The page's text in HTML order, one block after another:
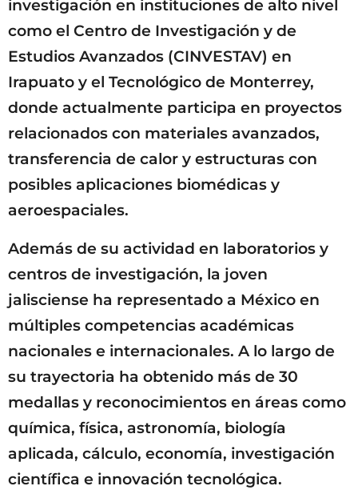
investigación en instituciones de alto nivel
como el Centro de Investigación y de
Estudios Avanzados (CINVESTAV) en
Irapuato y el Tecnológico de Monterrey,
donde actualmente participa en proyectos
relacionados con materiales avanzados,
transferencia de calor y estructuras con
posibles aplicaciones biomédicas y
aeroespaciales.
Además de su actividad en laboratorios y
centros de investigación, la joven
jalisciense ha representado a México en
múltiples competencias académicas
nacionales e internacionales. A lo largo de
su trayectoria ha obtenido más de 30
medallas y reconocimientos en áreas como
química, física, astronomía, biología
aplicada, cálculo, economía, investigación
científica e innovación tecnológica.